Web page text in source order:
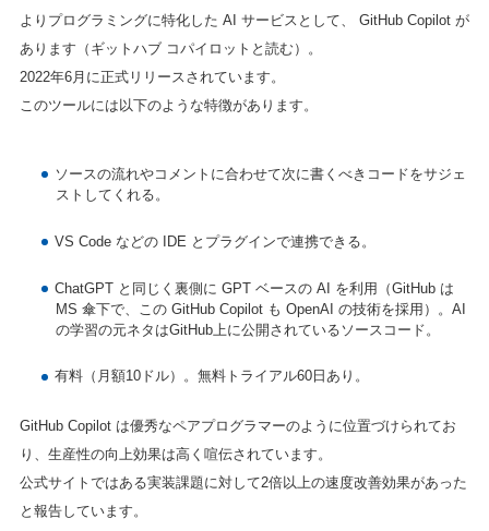
よりプログラミングに特化した AI サービスとして、 GitHub Copilot が
あります（ギットハブ コパイロットと読む）。
2022年6月に正式リリースされています。
このツールには以下のような特徴があります。
ソースの流れやコメントに合わせて次に書くべきコードをサジェ
ストしてくれる。
VS Code などの IDE とプラグインで連携できる。
ChatGPT と同じく裏側に GPT ベースの AI を利用（GitHub は
MS 傘下で、この GitHub Copilot も OpenAI の技術を採用）。AI
の学習の元ネタはGitHub上に公開されているソースコード。
有料（月額10ドル）。無料トライアル60日あり。
GitHub Copilot は優秀なペアプログラマーのように位置づけられてお
り、生産性の向上効果は高く喧伝されています。
公式サイトではある実装課題に対して2倍以上の速度改善効果があった
と報告しています。